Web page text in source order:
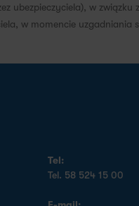
ubezpieczyciela), w związku
w momencie uzgadniania
Tel:
Tel. 58 524 15 00